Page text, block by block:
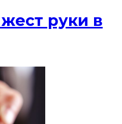
руки в